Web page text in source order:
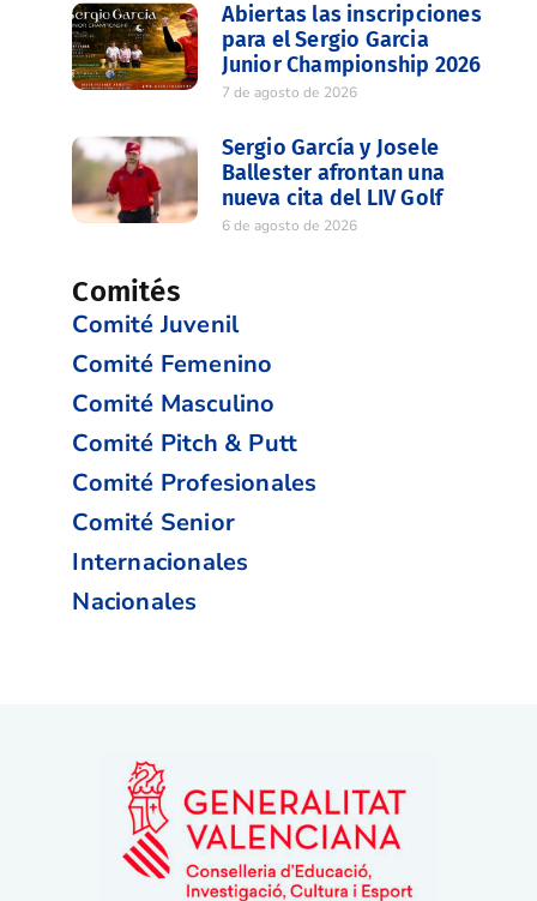
Abiertas las inscripciones
para el Sergio Garcia
Junior Championship 2026
7 de agosto de 2026
Sergio García y Josele
Ballester afrontan una
nueva cita del LIV Golf
6 de agosto de 2026
Comités
Comité Juvenil
Comité Femenino
Comité Masculino
Comité Pitch & Putt
Comité Profesionales
Comité Senior
Internacionales
Nacionales